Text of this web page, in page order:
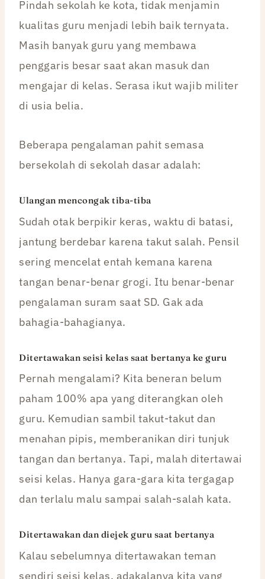
Pindah sekolah ke kota, tidak menjamin
kualitas guru menjadi lebih baik ternyata.
Masih banyak guru yang membawa
penggaris besar saat akan masuk dan
mengajar di kelas. Serasa ikut wajib militer
di usia belia.
Beberapa pengalaman pahit semasa
bersekolah di sekolah dasar adalah:
Ulangan mencongak tiba-tiba
Sudah otak berpikir keras, waktu di batasi,
jantung berdebar karena takut salah. Pensil
sering mencelat entah kemana karena
tangan benar-benar grogi. Itu benar-benar
pengalaman suram saat SD. Gak ada
bahagia-bahagianya.
Ditertawakan seisi kelas saat bertanya ke guru
Pernah mengalami? Kita beneran belum
paham 100% apa yang diterangkan oleh
guru. Kemudian sambil takut-takut dan
menahan pipis, memberanikan diri tunjuk
tangan dan bertanya. Tapi, malah ditertawai
seisi kelas. Hanya gara-gara kita tergagap
dan terlalu malu sampai salah-salah kata.
Ditertawakan dan diejek guru saat bertanya
Kalau sebelumnya ditertawakan teman
sendiri seisi kelas, adakalanya kita yang